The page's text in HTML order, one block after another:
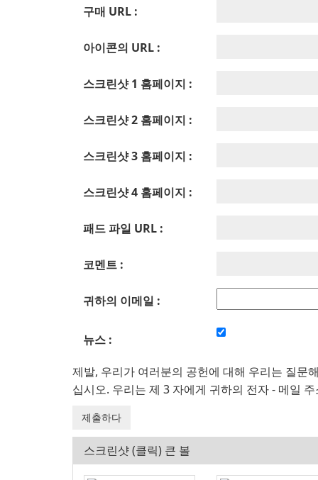
구매 URL :
아이콘의 URL :
스크린샷 1 홈페이지 :
스크린샷 2 홈페이지 :
스크린샷 3 홈페이지 :
스크린샷 4 홈페이지 :
패드 파일 URL :
코멘트 :
귀하의 이메일 :
뉴스 :
제발, 우리가 여러분의 공헌에 대해 우리는 질문
십시오. 우리는 제 3 자에게 귀하의 전자 - 메일
스크린샷 (클릭) 큰 볼